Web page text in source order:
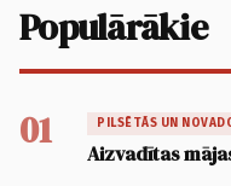
Populārākie
01 PILSĒTĀS UN
Aizvadītas